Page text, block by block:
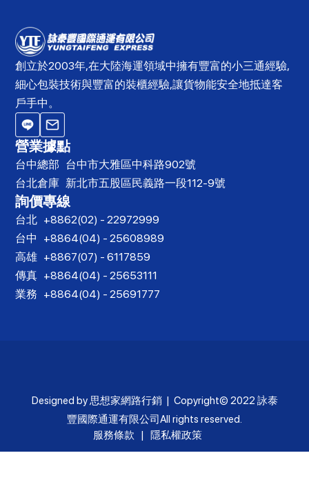
創立於2003年,在大陸海運領域中擁有豐富的小三通經驗,
細心包裝技術與豐富的裝櫃經驗,讓貨物能安全地抵達客
戶手中。
營業據點
台中總部 台中市大雅區中科路902號
台北倉庫 新北市五股區民義路一段112-9號
詢價專線
台北 +8862(02) - 22972999
台中 +8864(04) - 25608989
高雄 +8867(07) - 6117859
傳真 +8864(04) - 25653111
業務 +8864(04) - 25691777
Designed by思想家網路行銷| Copyright© 2022 詠泰
豐國際通運有限公司All rights reserved.
服務條款 | 隱私權政策